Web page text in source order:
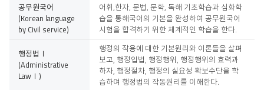
공무원국어
(Korean language
by Civil service)
어휘,한자, 문법, 문학, 독해 기초학습과 심화학
습을 통해국어의 기본을 완성하여 공무원국어
시험을 합격하기 위한 체계적인 학습을 한다.
행정법Ⅰ
(Administrative
LawⅠ)
행정의 작용에 대한 기본원리와 이론들을 살펴
보고, 행정입법, 행정행위, 행정행위의 효력과
하자, 행정절차, 행정의 실요성 확보수단을 학
습하여 행정법의 작동원리를 이해한다.